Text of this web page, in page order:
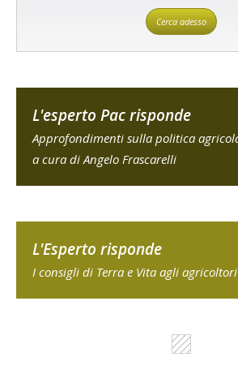
Cerca adesso
L'esperto Pac risponde
Approfondimenti sulla politica
a cura di Angelo Frascarelli
L'Esperto risponde
I consigli di Terra e Vita agli agricoltori